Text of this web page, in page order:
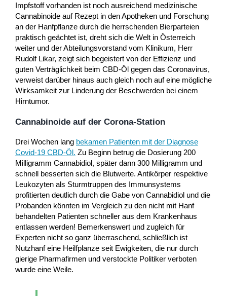
Impfstoff vorhanden ist noch ausreichend medizinische
Cannabinoide auf Rezept in den Apotheken und Forschung
an der Hanfpflanze durch die herrschenden Bierparteien
praktisch geächtet ist, dreht sich die Welt in Österreich
weiter und der Abteilungsvorstand vom Klinikum, Herr
Rudolf Likar, zeigt sich begeistert von der Effizienz und
guten Verträglichkeit beim CBD-Öl gegen das Coronavirus,
verweist darüber hinaus auch gleich noch auf eine mögliche
Wirksamkeit zur Linderung der Beschwerden bei einem
Hirntumor.
Cannabinoide auf der Corona-Station
Drei Wochen lang bekamen Patienten mit der Diagnose
Covid-19 CBD-Öl. Zu Beginn betrug die Dosierung 200
Milligramm Cannabidiol, später dann 300 Milligramm und
schnell besserten sich die Blutwerte. Antikörper respektive
Leukozyten als Sturmtruppen des Immunsystems
profitierten deutlich durch die Gabe von Cannabidiol und die
Probanden könnten im Vergleich zu den nicht mit Hanf
behandelten Patienten schneller aus dem Krankenhaus
entlassen werden! Bemerkenswert und zugleich für
Experten nicht so ganz überraschend, schließlich ist
Nutzhanf eine Heilfplanze seit Ewigkeiten, die nur durch
gierige Pharmafirmen und verstockte Politiker verboten
wurde eine Weile.